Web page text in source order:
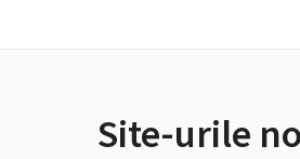
Site-urile